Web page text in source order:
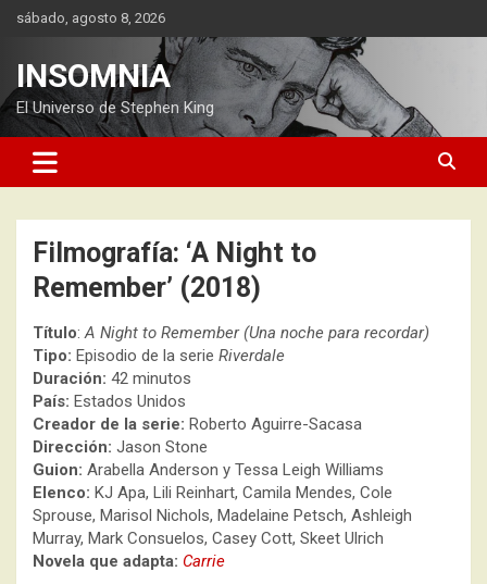
Saltarsábado, agosto 8, 2026
INSOMNIA
El Universo de Stephen King
Filmografía: ‘A Night to
Remember’ (2018)
Título:A Night to Remember (Una noche para recordar)
Tipo: Episodio de la serie Riverdale
Duración: 42 minutos
País: Estados Unidos
Creador de la serie: Roberto Aguirre-Sacasa
Dirección: Jason Stone
Guion: Arabella Anderson y Tessa Leigh Williams
Elenco: KJ Apa, Lili Reinhart, Camila Mendes, Cole
Sprouse, Marisol Nichols, Madelaine Petsch, Ashleigh
Murray, Mark Consuelos, Casey Cott, Skeet Ulrich
Novela que adapta: Carrie